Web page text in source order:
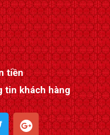
tiền
tin khách hàng
G
o